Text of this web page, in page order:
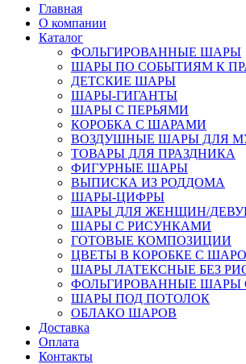
Главная
О компании
Каталог
ФОЛЬГИРОВАННЫЕ ШАРЫ
ШАРЫ ПО СОБЫТИЯМ К
ДЕТСКИЕ ШАРЫ
ШАРЫ-ГИГАНТЫ
ШАРЫ С ПЕРЬЯМИ
КОРОБКА С ШАРАМИ
ВОЗДУШНЫЕ ШАРЫ ДЛЯ
ТОВАРЫ ДЛЯ ПРАЗДНИКА
ФИГУРНЫЕ ШАРЫ
ВЫПИСКА ИЗ РОДДОМА
ШАРЫ-ЦИФРЫ
ШАРЫ ДЛЯ ЖЕНЩИН/
ШАРЫ С РИСУНКАМИ
ГОТОВЫЕ КОМПОЗИЦИИ
ЦВЕТЫ В КОРОБКЕ С
ШАРЫ ЛАТЕКСНЫЕ БЕЗ
ФОЛЬГИРОВАННЫЕ ШАРЫ
ШАРЫ ПОД ПОТОЛОК
ОБЛАКО ШАРОВ
Доставка
Оплата
Контакты